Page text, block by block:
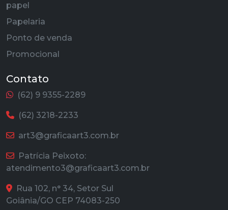
papel
Papelaria
Ponto de venda
Promocional
Contato
(62) 9 9355-2289
(62) 3218-2233
art3@graficaart3.com.br
Patrícia Peixoto:
atendimento3@graficaart3.com.br
Rua 102, n° 34, Setor Sul
Goiânia/GO CEP 74083-250